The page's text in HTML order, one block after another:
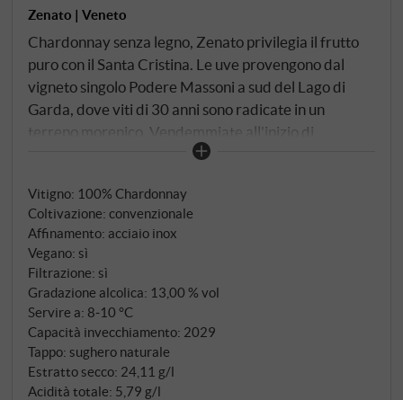
Zenato | Veneto
Chardonnay senza legno, Zenato privilegia il frutto
puro con il Santa Cristina. Le uve provengono dal
vigneto singolo Podere Massoni a sud del Lago di
Garda, dove viti di 30 anni sono radicate in un
terreno morenico. Vendemmiate all'inizio di
settembre, fermentano a 16–18°C in acciaio inox,
mesi. Colore giallo paglierino con riflessi verdi. Frutta
gialla al naso – albicocca, mela matura –
accompagnata da un sottile sentore di nocciola e
pietra focaia. Al palato è corposo, ma non pesante,
con frutta succosa e fresca acidità. Il finale presenta
una fine nota minerale che ricorda i terreni glaciali.
Versatile con pesce d'acqua dolce, pollame o pasta
cremosa. Servire a 9–10°C. SUPERIORE.DE
Vitigno: 100% Chardonnay
Coltivazione: convenzionale
Affinamento: acciaio inox
Vegano: sì
Filtrazione: sì
Gradazione alcolica: 13,00 % vol
Servire a: 8‑10 °C
Capacità invecchiamento: 2029
Tappo: sughero naturale
Estratto secco: 24,11 g/l
Acidità totale: 5,79 g/l